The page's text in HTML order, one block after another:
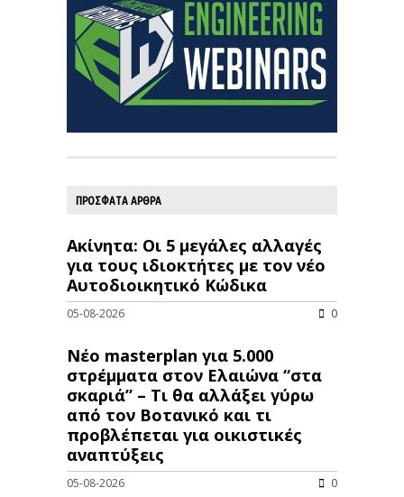
ΠΡΟΣΦΑΤΑ ΑΡΘΡΑ
Ακίνητα: Οι 5 μεγάλες αλλαγές
για τους ιδιοκτήτες με τον νέο
Αυτοδιοικητικό Κώδικα
05-08-2026 0
Νέο masterplan για 5.000
στρέμματα στον Ελαιώνα “στα
σκαριά” – Τι θα αλλάξει γύρω
από τον Βοτανικό και τι
προβλέπεται για οικιστικές
αναπτύξεις
05-08-2026 0